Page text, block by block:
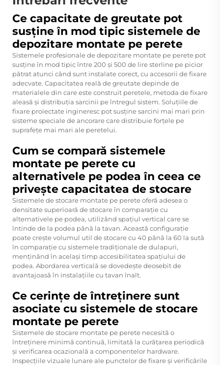
Ce capacitate de greutate pot
susține în mod tipic sistemele de
depozitare montate pe perete
Sistemele profesionale de depozitare montate pe perete pot
susține în mod tipic între 200 și 500 de lire sterline pe picior
pătrat atunci când sunt instalate corect, cu accesorii de fixare
adecvate. Capacitatea reală de greutate depinde de
materialele din care este construit peretele, metoda de fixare
aleasă și distribuția sarcinii pe întregul sistem. Soluțiile de
fixare proiectate ingineresc pot susține sarcini mai mari prin
sisteme speciale de ancorare care distribuie forțele pe
suprafețe mai mari ale peretelui.
Cum se compară sistemele
montate pe perete cu
alternativele pe podea în ceea ce
privește capacitatea de stocare
Sistemele de stocare montate pe perete oferă adesea o
densitate superioară de stocare în comparație cu
alternativele pe podea, utilizând spațiul vertical care se
întinde de la podea până la tavan. Această configurație
poate crește volumul util de stocare cu 40 până la 60 la sută
în comparație cu sistemele tradiționale de dulapuri,
menținând în același timp accesibilitatea spațiului de
podea. Abordarea verticală se dovedește deosebit de
avantajoasă în instalațiile cu tavan înalt.
Ce cerințe de întreținere sunt
asociate cu sistemele de stocare
montate pe perete
Sistemele de stocare montate pe perete necesită o
întreținere minimă continuă, limitată la curățarea periodică
și verificarea ocazională a componentelor hardware.
Inspecțiile vizuale lunare ale punctelor de fixare și verificările